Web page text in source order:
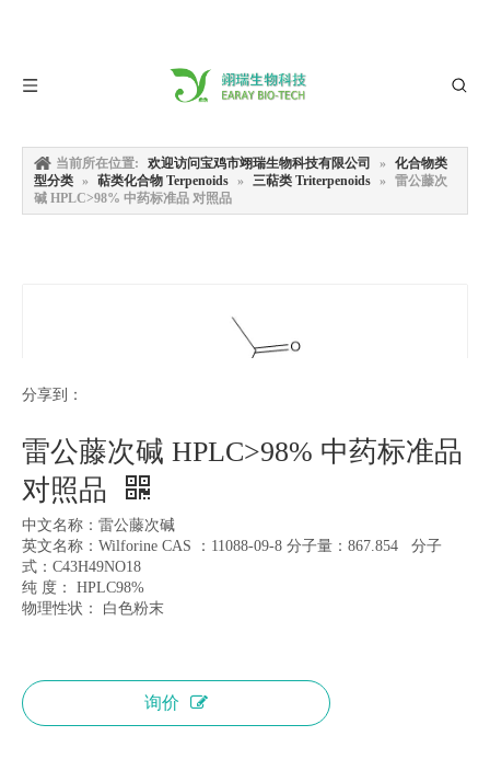
当前所在位置: 欢迎访问宝鸡市翊瑞生物科技有限公司 »
化合物类
型分类 » 萜类化合物 Terpenoids » 三萜类 Triterpenoids »
雷公藤次
碱 HPLC>98% 中药标准品 对照品
分享到：
雷公藤次碱 HPLC>98% 中药标准品
对照品
中文名称：雷公藤次碱
英文名称：Wilforine CAS ：11088-09-8 分子量：867.854 分子
式：C43H49NO18
纯 度： HPLC98%
物理性状： 白色粉末
询价